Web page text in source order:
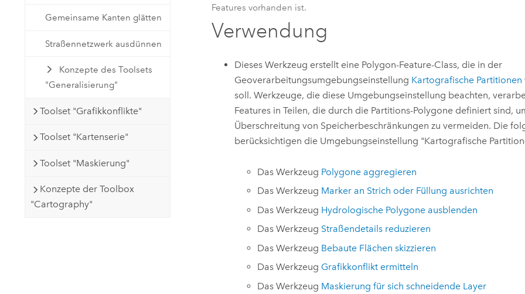
Gemeinsame Kanten glätten
Straßennetzwerk ausdünnen
Konzepte des Toolsets
"Generalisierung"
Toolset "Grafikkonflikte"
Toolset "Kartenserie"
Toolset "Maskierung"
Konzepte der Toolbox
"Cartography"
Features vorhanden ist.
Verwendung
Dieses Werkzeug erstellt eine Polygon-Feature-Class, die in der
Geoverarbeitungsumgebungseinstellung Kartografische Partitionen
soll. Werkzeuge, die diese Umgebungseinstellung beachten,
Features in Teilen, die durch die Partitions-Polygone definiert sind,
Überschreitung von Speicherbeschränkungen zu vermeiden. Die
berücksichtigen die Umgebungseinstellung "Kartografische
Das Werkzeug Polygone aggregieren
Das Werkzeug Marker an Strich oder Füllung ausrichten
Das Werkzeug Hydrologische Polygone ausblenden
Das Werkzeug Straßendetails reduzieren
Das Werkzeug Bebaute Flächen skizzieren
Das Werkzeug Grafikkonflikt ermitteln
Das Werkzeug Maskierung für sich schneidende Layer